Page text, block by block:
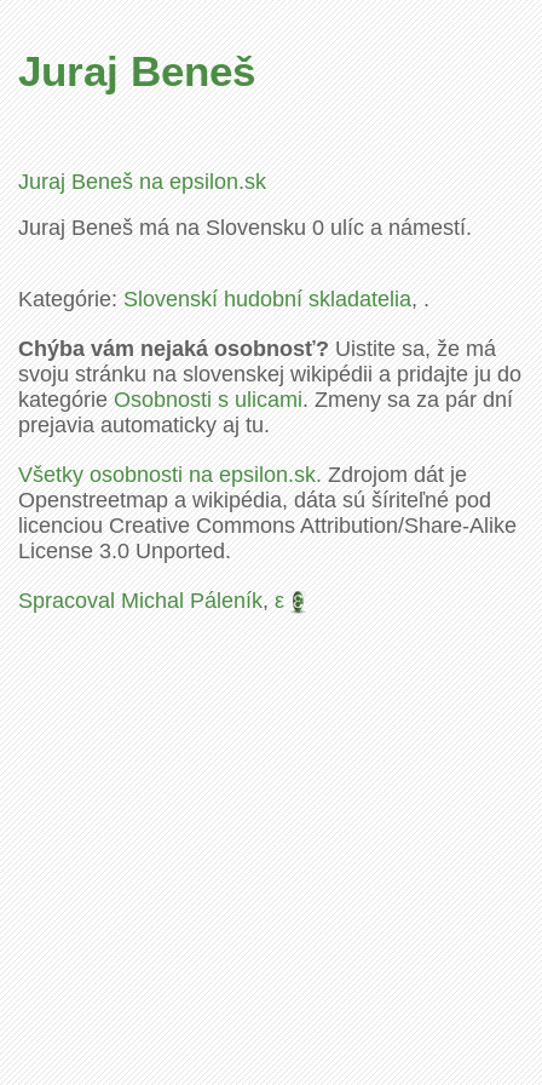
Juraj Beneš
Juraj Beneš na epsilon.sk
Juraj Beneš má na Slovensku 0 ulíc a námestí.
Kategórie:Slovenskí hudobní skladatelia, .
Chýba vám nejaká osobnosť?Uistite sa, že má
svoju stránku na slovenskej wikipédii a pridajte ju do
kategórieOsobnosti s ulicami. Zmeny sa za pár dní
prejavia automaticky aj tu.
Všetky osobnosti na epsilon.sk.Zdrojom dát je
Openstreetmap a wikipédia, dáta sú šíriteľné pod
licenciou Creative Commons Attribution/Share-Alike
License 3.0 Unported.
Spracoval Michal Páleník,ε